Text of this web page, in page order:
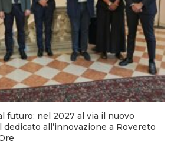
futuro: nel 2027 al via il nuovo
all’innovazione a Rovereto